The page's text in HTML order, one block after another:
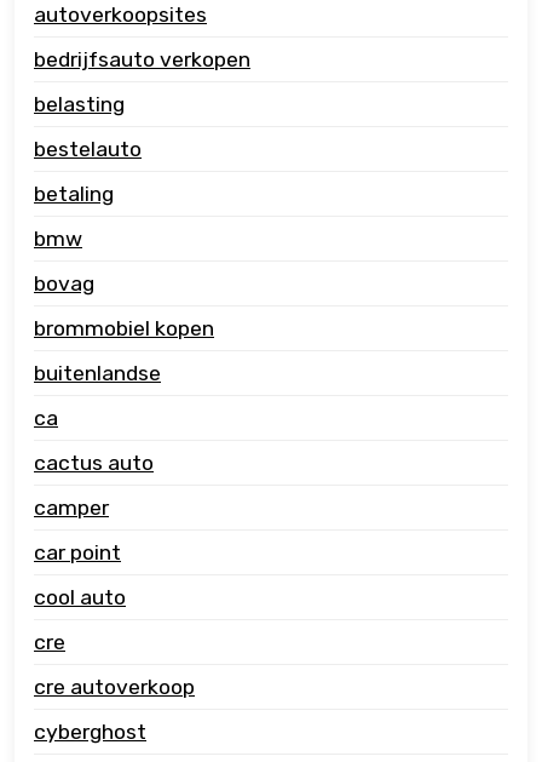
autoverkoopsites
bedrijfsauto verkopen
belasting
bestelauto
betaling
bmw
bovag
brommobiel kopen
buitenlandse
ca
cactus auto
camper
car point
cool auto
cre
cre autoverkoop
cyberghost